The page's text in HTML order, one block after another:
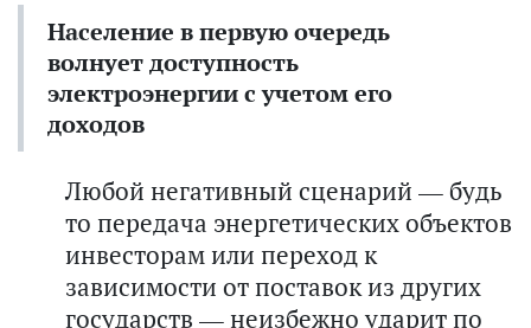
Население в первую очередь
волнует доступность
электроэнергии с учетом его
доходов
Любой негативный сценарий — будь
то передача энергетических объектов
инвесторам или переход к
зависимости от поставок из других
государств — неизбежно ударит по